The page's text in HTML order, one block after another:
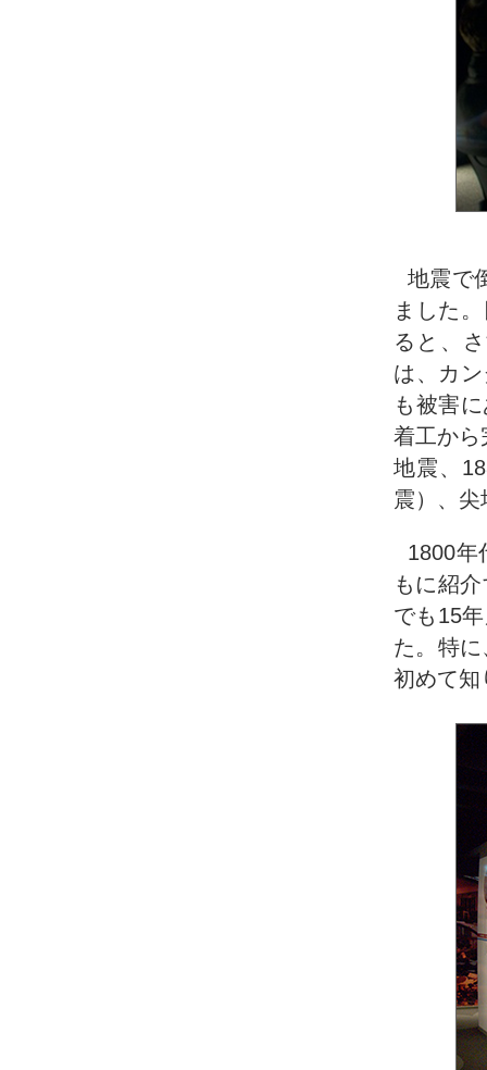
地震で
ました
ると、
は、カ
も被害
着工から
地震、
震）、
1800年
もに紹
でも15
た。特
初めて知